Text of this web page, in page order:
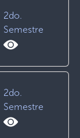
2do.
Semestre
2do.
Semestre